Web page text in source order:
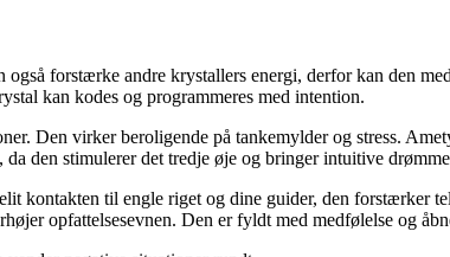
forstærke andre krystallers energi, derfor kan den
kan kodes og programmeres med intention.
Den virker beroligende på tankemylder og stress.
den stimulerer det tredje øje og bringer intuitive
kontakten til engle riget og dine guider, den forstærker
opfattelsesevnen. Den er fyldt med medfølelse og